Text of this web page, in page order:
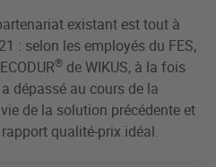
existant est tout à
: selon les employés du FES,
® de WIKUS, à la fois
dépassé au cours de la
de la solution précédente et
qualité-prix idéal.